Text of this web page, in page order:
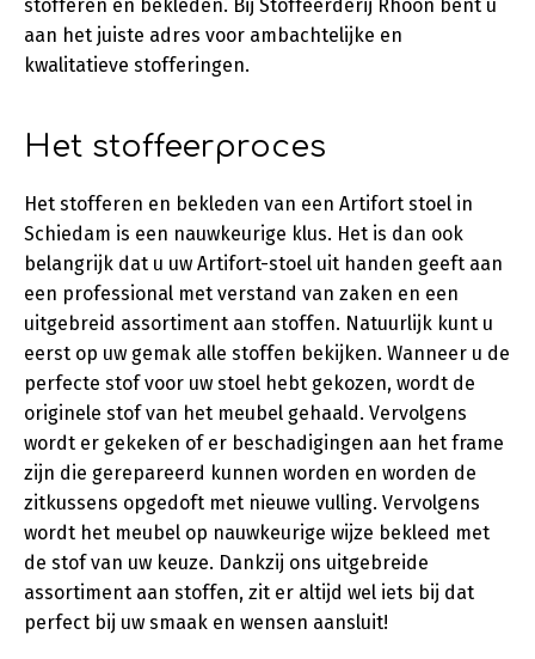
stofferen en bekleden. Bij Stoffeerderij Rhoon bent u
aan het juiste adres voor ambachtelijke en
kwalitatieve stofferingen.
Het stoffeerproces
Het stofferen en bekleden van een Artifort stoel in
Schiedam is een nauwkeurige klus. Het is dan ook
belangrijk dat u uw Artifort-stoel uit handen geeft aan
een professional met verstand van zaken en een
uitgebreid assortiment aan stoffen. Natuurlijk kunt u
eerst op uw gemak alle stoffen bekijken. Wanneer u de
perfecte stof voor uw stoel hebt gekozen, wordt de
originele stof van het meubel gehaald. Vervolgens
wordt er gekeken of er beschadigingen aan het frame
zijn die gerepareerd kunnen worden en worden de
zitkussens opgedoft met nieuwe vulling. Vervolgens
wordt het meubel op nauwkeurige wijze bekleed met
de stof van uw keuze. Dankzij ons uitgebreide
assortiment aan stoffen, zit er altijd wel iets bij dat
perfect bij uw smaak en wensen aansluit!